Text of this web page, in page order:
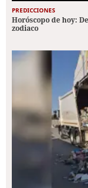
PREDICCIONES
Horóscopo de hoy:
zodiaco